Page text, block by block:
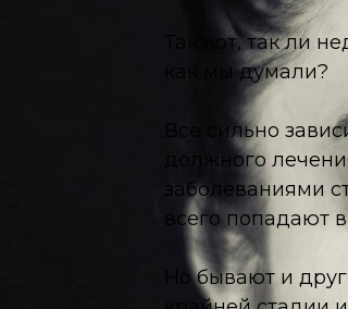
Так вот, так ли
как мы думали?
Всё сильно
должного
заболеваниями
всего попадают
Но бывают и